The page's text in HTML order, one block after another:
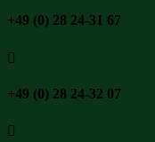
+49 (0) 28 24-31 67

+49 (0) 28 24-32 07
